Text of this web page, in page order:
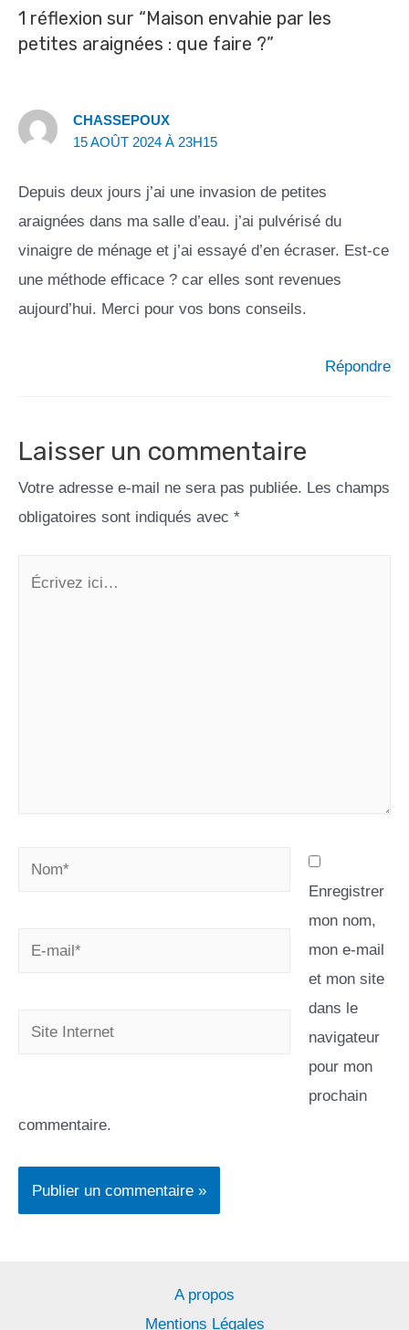
1 réflexion sur “Maison envahie par les
petites araignées : que faire ?”
CHASSEPOUX
15 AOÛT 2024 À 23H15
Depuis deux jours j’ai une invasion de petites
araignées dans ma salle d’eau. j’ai pulvérisé du
vinaigre de ménage et j’ai essayé d’en écraser. Est-ce
une méthode efficace ? car elles sont revenues
aujourd’hui. Merci pour vos bons conseils.
Répondre
Laisser un commentaire
Votre adresse e-mail ne sera pas publiée. Les champs
obligatoires sont indiqués avec *
Enregistrer
mon nom,
mon e-mail
et mon site
dans le
navigateur
pour mon
prochain
commentaire.
A propos
Mentions Légales